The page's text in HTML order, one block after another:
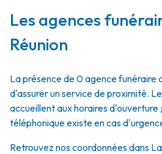
Les agences
Réunion
La présence de 0 agence funéraire
d'assurer un service de proximité.
accueillent aux horaires d'ouverture
téléphonique existe en cas
Retrouvez nos coordonnées dans